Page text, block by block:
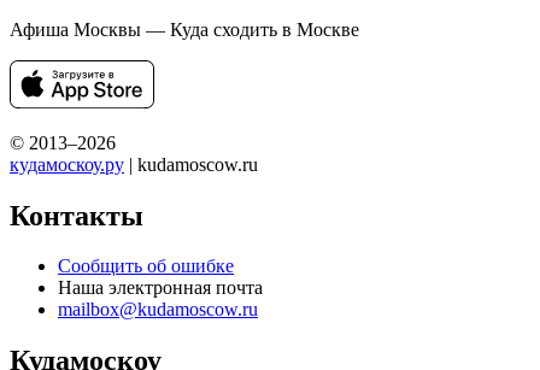
Афиша Москвы — Куда сходить в Москве
© 2013–2026
кудамоскоу.ру | kudamoscow.ru
Контакты
Сообщить об ошибке
Наша электронная почта
mailbox@kudamoscow.ru
Кудамоскоу